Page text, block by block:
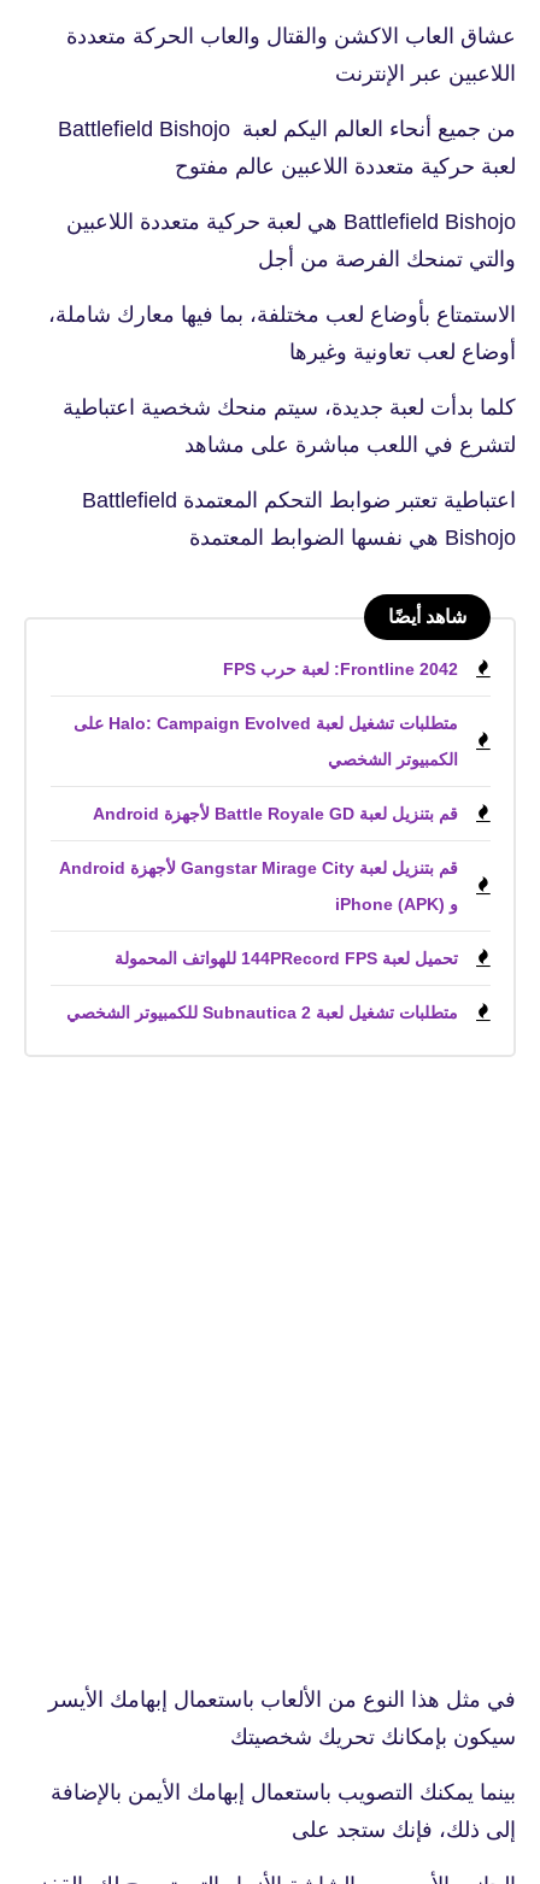
عشاق العاب الاكشن والقتال والعاب الحركة متعددة
اللاعبين عبر الإنترنت
من جميع أنحاء العالم اليكم لعبة Battlefield Bishojo
لعبة حركية متعددة اللاعبين عالم مفتوح
Battlefield Bishojo هي لعبة حركية متعددة اللاعبين
والتي تمنحك الفرصة من أجل
الاستمتاع بأوضاع لعب مختلفة، بما فيها معارك شاملة،
أوضاع لعب تعاونية وغيرها
كلما بدأت لعبة جديدة، سيتم منحك شخصية اعتباطية
لتشرع في اللعب مباشرة على مشاهد
اعتباطية تعتبر ضوابط التحكم المعتمدة Battlefield
Bishojo هي نفسها الضوابط المعتمدة
شاهد أيضًا
Frontline 2042: لعبة حرب FPS
متطلبات تشغيل لعبة Halo: Campaign Evolved على
الكمبيوتر الشخصي
قم بتنزيل لعبة Battle Royale GD لأجهزة Android
قم بتنزيل لعبة Gangstar Mirage City لأجهزة Android
و iPhone (APK)
تحميل لعبة 144PRecord FPS للهواتف المحمولة
متطلبات تشغيل لعبة Subnautica 2 للكمبيوتر الشخصي
في مثل هذا النوع من الألعاب باستعمال إبهامك الأيسر
سيكون بإمكانك تحريك شخصيتك
بينما يمكنك التصويب باستعمال إبهامك الأيمن بالإضافة
إلى ذلك، فإنك ستجد على